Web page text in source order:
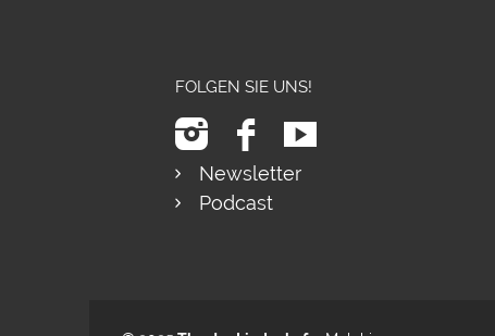
FOLGEN SIE UNS!
Newsletter
Podcast